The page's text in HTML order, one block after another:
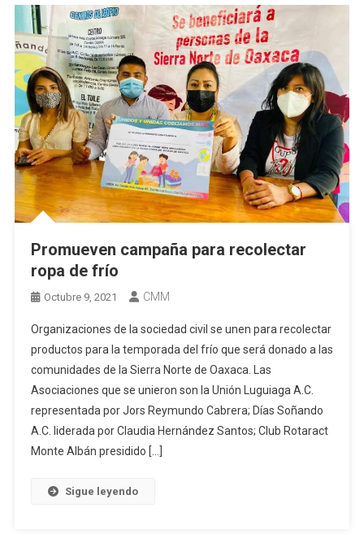
Promueven campaña para recolectar
ropa de frío
Octubre 9, 2021 CMM
Organizaciones de la sociedad civil se unen para recolectar
productos para la temporada del frío que será donado a las
comunidades de la Sierra Norte de Oaxaca. Las
Asociaciones que se unieron son la Unión Luguiaga A.C.
representada por Jors Reymundo Cabrera; Días Soñando
A.C. liderada por Claudia Hernández Santos; Club Rotaract
Monte Albán presidido […]
Sigue leyendo